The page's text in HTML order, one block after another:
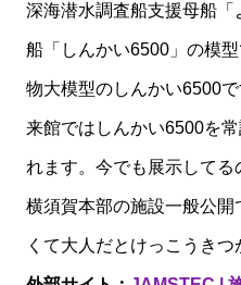
深海潜水調査船支援母船
船「しんかい6500」の模
物大模型のしんかい6500
来館ではしんかい6500を
れます。今でも展示して
横須賀本部の施設一般公
くて大人だとけっこうきつ